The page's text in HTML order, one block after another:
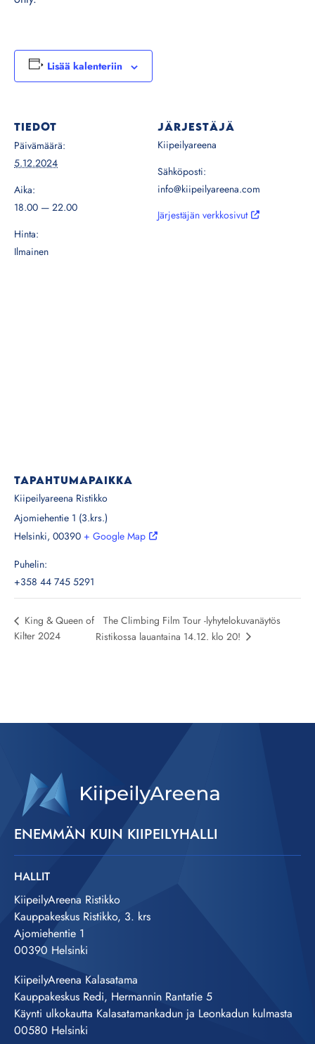
Lisää kalenteriin
TIEDOT
Päivämäärä:
5.12.2024
Aika:
18.00 — 22.00
Hinta:
Ilmainen
JÄRJESTÄJÄ
Kiipeilyareena
Sähköposti:
info@kiipeilyareena.com
Järjestäjän verkkosivut
TAPAHTUMAPAIKKA
Kiipeilyareena Ristikko
Ajomiehentie 1 (3.krs.)
Helsinki, 00390 + Google Map
Puhelin:
+358 44 745 5291
King & Queen of
Kilter 2024
The Climbing Film Tour -lyhytelokuvanäytös
Ristikossa lauantaina 14.12. klo 20!
ENEMMÄN KUIN KIIPEILYHALLI
HALLIT
KiipeilyAreena Ristikko
Kauppakeskus Ristikko, 3. krs
Ajomiehentie 1
00390 Helsinki
KiipeilyAreena Kalasatama
Kauppakeskus Redi, Hermannin Rantatie 5
Käynti ulkokautta Kalasatamankadun ja Leonkadun kulmasta
00580 Helsinki